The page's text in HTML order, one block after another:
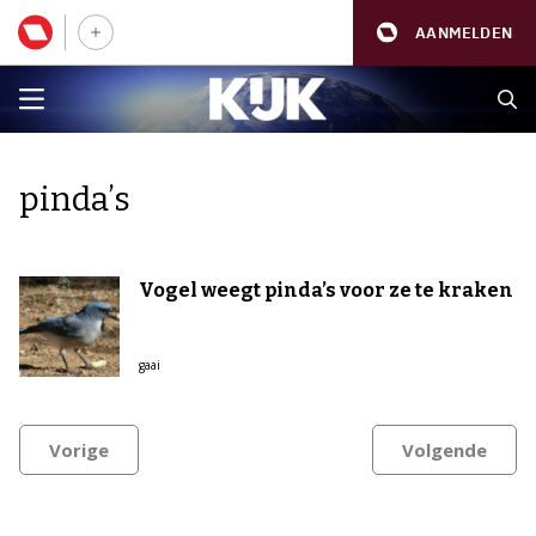
AANMELDEN
pinda’s
Vogel weegt pinda’s voor ze te kraken
gaai
Vorige Volgende